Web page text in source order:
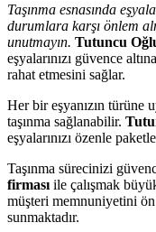
Taşınma esnasında
durumlara karşı önlem
unutmayın. Tutuncu
eşyalarınızı güvence
rahat etmesini sağlar.
Her bir eşyanızın türüne
taşınma sağlanabilir.
eşyalarınızı özenle
Taşınma sürecinizi
firması ile çalışmak
müşteri memnuniyetini
sunmaktadır.